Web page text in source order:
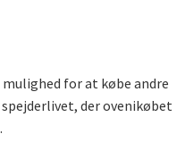
for at købe andre
der ovenikøbet